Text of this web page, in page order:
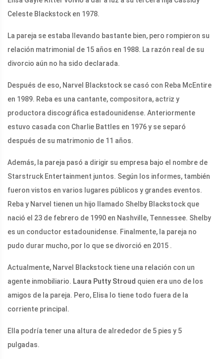
Celeste Blackstock en 1978.
La pareja se estaba llevando bastante bien, pero rompieron su
relación matrimonial de 15 años en 1988. La razón real de su
divorcio aún no ha sido declarada.
Después de eso, Narvel Blackstock se casó con Reba McEntire
en 1989. Reba es una cantante, compositora, actriz y
productora discográfica estadounidense. Anteriormente
estuvo casada con Charlie Battles en 1976 y se separó
después de su matrimonio de 11 años.
Además, la pareja pasó a dirigir su empresa bajo el nombre de
Starstruck Entertainment juntos. Según los informes, también
fueron vistos en varios lugares públicos y grandes eventos.
Reba y Narvel tienen un hijo llamado Shelby Blackstock que
nació el 23 de febrero de 1990 en Nashville, Tennessee. Shelby
es un conductor estadounidense. Finalmente, la pareja no
pudo durar mucho, por lo que se divorció en 2015 .
Actualmente, Narvel Blackstock tiene una relación con un
agente inmobiliario. Laura Putty Stroud quien era uno de los
amigos de la pareja. Pero, Elisa lo tiene todo fuera de la
corriente principal.
Ella podría tener una altura de alrededor de 5 pies y 5
pulgadas.